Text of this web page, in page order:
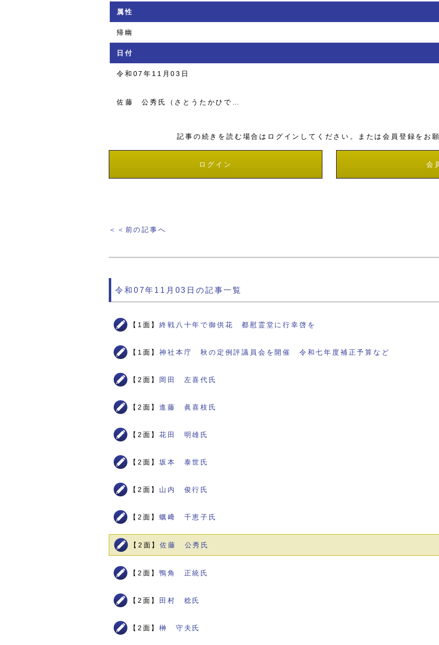
属性
帰幽
日付
令和07年11月03日
佐藤 公秀氏（さとうたかひで…
記事の続きを読む場合はログインしてください。または会員登録をお
ログイン 会
＜＜前の記事へ
令和07年11月03日の記事一覧
【1面】終戦八十年で御供花 都慰霊堂に行幸啓を
【1面】神社本庁 秋の定例評議員会を開催 令和七年度補正予算など
【2面】 岡田 左喜代氏
【2面】進藤 眞喜枝氏
【2面】花田 明雄氏
【2面】坂本 泰世氏
【2面】 山内 俊行氏
【2面】蠣﨑 千恵子氏
【2面】佐藤 公秀氏
【2面】鴨角 正統氏
【2面】 田村 稔氏
【2面】榊 守夫氏